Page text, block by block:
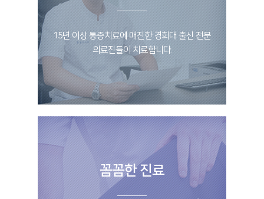
15년 이상 통증치료에 매진한 경희대 출신 전문
의료진들이 치료합니다.
꼼꼼한 진료